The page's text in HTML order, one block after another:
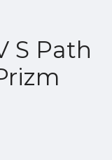
S Path